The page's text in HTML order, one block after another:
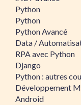
Python
Python
Python Avancé
Data /
RPA avec Python
Django
Python : autres
Développement
Android